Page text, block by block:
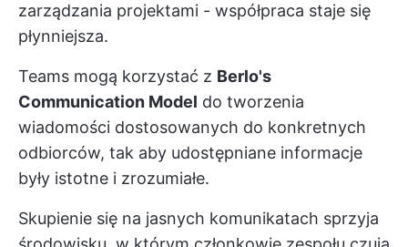
zarządzania projektami - współpraca staje się
płynniejsza.
Teams mogą korzystać z Berlo's
Communication Model do tworzenia
wiadomości dostosowanych do konkretnych
odbiorców, tak aby udostępniane informacje
były istotne i zrozumiałe.
Skupienie się na jasnych komunikatach sprzyja